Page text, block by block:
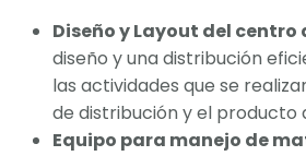
Diseño y Layout del
diseño y una distribución
las actividades que se
de distribución y el producto
Equipo para manejo de